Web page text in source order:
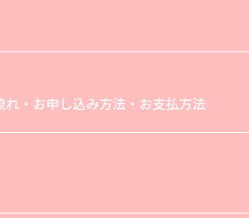
れ・お申し込み方法・お支払方法